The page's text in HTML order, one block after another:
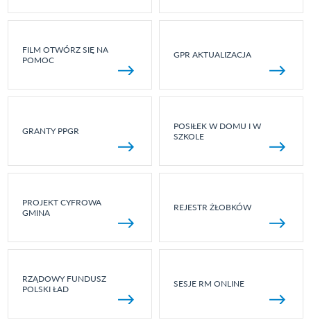
FILM OTWÓRZ SIĘ NA
POMOC
GPR AKTUALIZACJA
GRANTY PPGR
POSIŁEK W DOMU I W
SZKOLE
PROJEKT CYFROWA
GMINA
REJESTR ŻŁOBKÓW
RZĄDOWY FUNDUSZ
POLSKI ŁAD
SESJE RM ONLINE